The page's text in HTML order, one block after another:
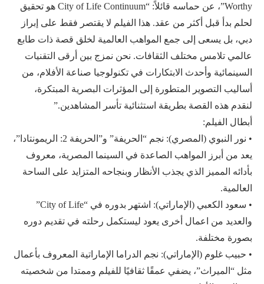
Worthy”، عن حماسه قائلاً: “City of Life Continuum هو تحقيق
لحلم بدأ قبل أكثر من عقد. هذا الفيلم لا يقتصر فقط على إبراز
دبي، بل يسعى إلى جمع المواهب العالمية لخلق قصة ذات طابع
عالمي تلامس مختلف الثقافات. نحن نمزج بين أرقى التقنيات
السينمائية وأحدث الابتكارات في تكنولوجيا صناعة الأفلام، من
أساليب التصوير المتطورة إلى المؤثرات البصرية المبتكرة،
لنقدم هذه القصة بطريقة استثنائية تأسر المشاهدين.”
أبطال الفيلم:
• نور النبوي (المصري): نجم “الحريفة” و”الحريفة 2: الريمونتادا”،
يعد من أبرز المواهب الصاعدة في السينما المصرية، معروف
بأدائه المميز الذي يجذب الأنظار وبنجاحه المتزايد على الساحة
العالمية.
• سعود الكعبي (الإماراتي): اشتهر بدوره في “City of Life”
والعديد من اعمال أخرى يعود ليستكمل رحلته في تقديم دوره
بصورة مختلفة.
• حبيب غلوم (الإماراتي): نجم الدراما الإماراتية المعروف بأعمال
مثل “الميراث”، يضفي عمقًا ثقافيًا للفيلم وممتدا من شخصيته